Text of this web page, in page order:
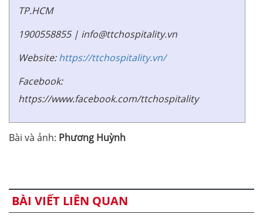
TP.HCM
1900558855 | info@ttchospitality.vn
Website:https://ttchospitality.vn/
Facebook:
https://www.facebook.com/ttchospitality
Bài và ảnh: Phương Huỳnh
BÀI VIẾT LIÊN QUAN